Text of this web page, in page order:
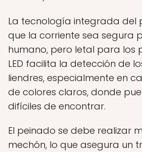
La tecnología integrada del
que la corriente sea segura
humano, pero letal para los
LED facilita la detección de
liendres, especialmente en
de colores claros, donde
difíciles de encontrar.
El peinado se debe realizar
mechón, lo que asegura un